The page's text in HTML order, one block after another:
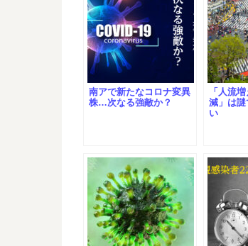
南アで新たなコロナ変異
株…次なる強敵か？
「人流
減」は
い